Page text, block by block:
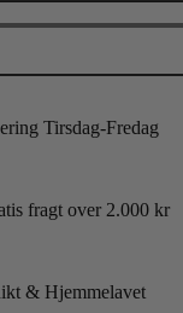
Tirsdag-Fredag
fragt over 2.000 kr
& Hjemmelavet